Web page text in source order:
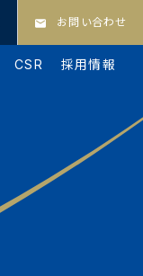
お問い合わせ
CSR 採用情報